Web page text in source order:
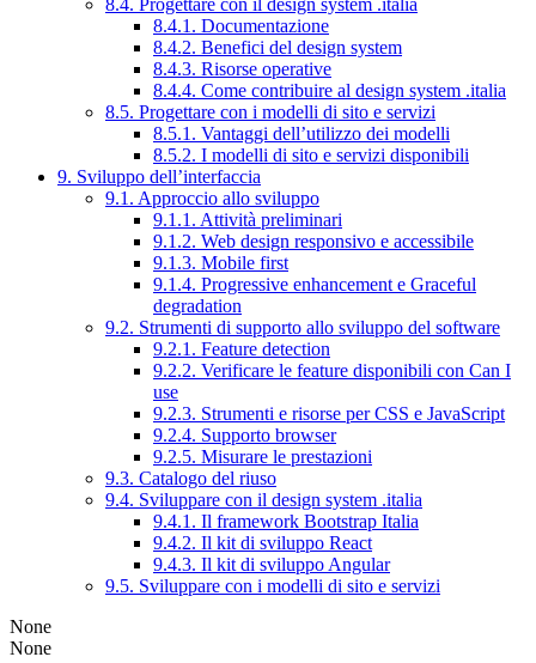
8.4. Progettare con il design system .italia
8.4.1. Documentazione
8.4.2. Benefici del design system
8.4.3. Risorse operative
8.4.4. Come contribuire al design system .italia
8.5. Progettare con i modelli di sito e servizi
8.5.1. Vantaggi dell’utilizzo dei modelli
8.5.2. I modelli di sito e servizi disponibili
9. Sviluppo dell’interfaccia
9.1. Approccio allo sviluppo
9.1.1. Attività preliminari
9.1.2. Web design responsivo e accessibile
9.1.3. Mobile first
9.1.4. Progressive enhancement e Graceful
degradation
9.2. Strumenti di supporto allo sviluppo del software
9.2.1. Feature detection
9.2.2. Verificare le feature disponibili con Can I
use
9.2.3. Strumenti e risorse per CSS e JavaScript
9.2.4. Supporto browser
9.2.5. Misurare le prestazioni
9.3. Catalogo del riuso
9.4. Sviluppare con il design system .italia
9.4.1. Il framework Bootstrap Italia
9.4.2. Il kit di sviluppo React
9.4.3. Il kit di sviluppo Angular
9.5. Sviluppare con i modelli di sito e servizi
None
None